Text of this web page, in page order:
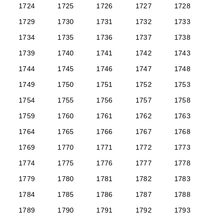
1724
1725 1726 1727
1728
1729
1730 1731 1732
1733
1734
1735 1736 1737
1738
1739
1740 1741 1742
1743
1744
1745 1746 1747
1748
1749
1750 1751 1752
1753
1754
1755 1756 1757
1758
1759
1760 1761 1762
1763
1764
1765 1766 1767
1768
1769
1770 1771 1772
1773
1774
1775 1776 1777
1778
1779
1780 1781 1782
1783
1784
1785 1786 1787
1788
1789
1790 1791 1792
1793